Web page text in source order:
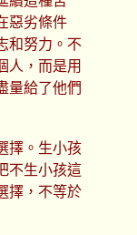
惡劣條件
和努力。不
人，而是用
量給了他們
擇。生小孩
不生小孩這
擇，不等於